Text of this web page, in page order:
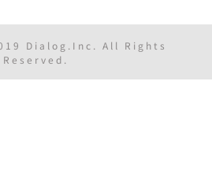
Dialog.Inc. All Rights
Reserved.